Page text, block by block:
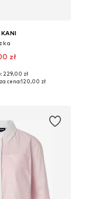
zł
XS, S, M, L
229,00 zł
cena:120,00 zł